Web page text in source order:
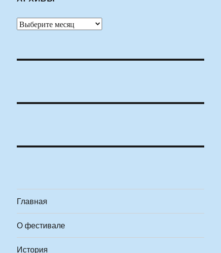
Архивы
Главная
О фестивале
История